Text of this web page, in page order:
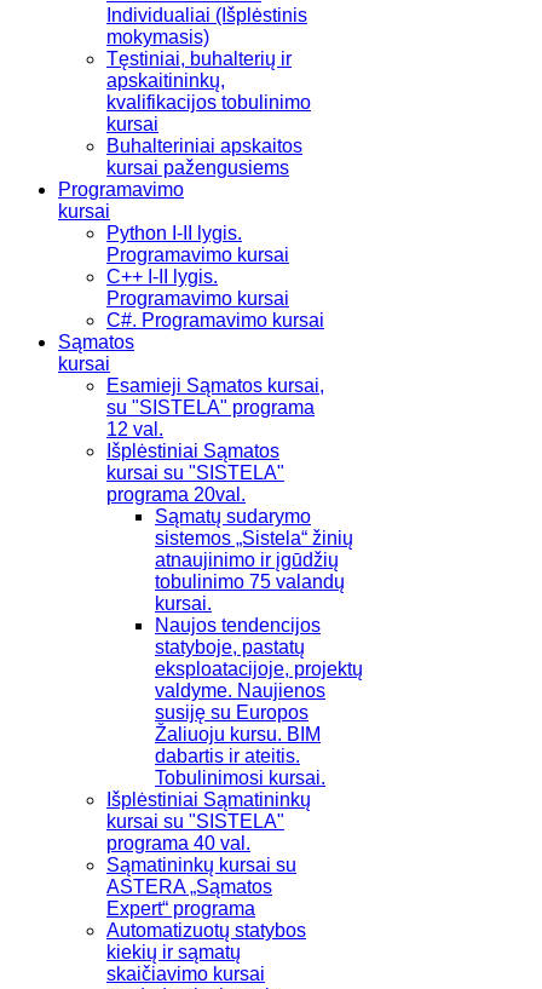
Individualiai (Išplėstinis
mokymasis)
Tęstiniai, buhalterių ir
apskaitininkų,
kvalifikacijos tobulinimo
kursai
Buhalteriniai apskaitos
kursai pažengusiems
Programavimo
kursai
Python I-II lygis.
Programavimo kursai
C++ I-II lygis.
Programavimo kursai
C#. Programavimo kursai
Sąmatos
kursai
Esamieji Sąmatos kursai,
su "SISTELA" programa
12 val.
Išplėstiniai Sąmatos
kursai su "SISTELA"
programa 20val.
Sąmatų sudarymo
sistemos „Sistela“ žinių
atnaujinimo ir įgūdžių
tobulinimo 75 valandų
kursai.
Naujos tendencijos
statyboje, pastatų
eksploatacijoje, projektų
valdyme. Naujienos
susiję su Europos
Žaliuoju kursu. BIM
dabartis ir ateitis.
Tobulinimosi kursai.
Išplėstiniai Sąmatininkų
kursai su "SISTELA"
programa 40 val.
Sąmatininkų kursai su
ASTERA „Sąmatos
Expert“ programa
Automatizuotų statybos
kiekių ir sąmatų
skaičiavimo kursai